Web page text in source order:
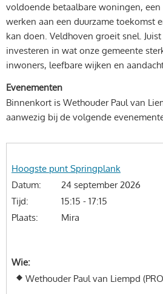
voldoende betaalbare woningen, een
werken aan een duurzame toekomst
kan doen. Veldhoven groeit snel.
investeren in wat onze gemeente
inwoners, leefbare wijken en
Evenementen
Binnenkort is Wethouder Paul van
aanwezig bij de volgende
Onderwerp
Hoogste punt Springplank
Datum
24 september 2026
Tijd
15:15 - 17:15
Plaats
Mira
Wie
Wethouder Paul van Liempd